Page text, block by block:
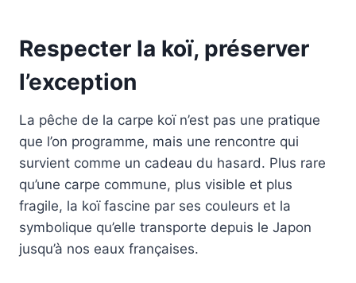
Respecter la koï, préserver
l’exception
La pêche de la carpe koï n’est pas une pratique
que l’on programme, mais une rencontre qui
survient comme un cadeau du hasard. Plus rare
qu’une carpe commune, plus visible et plus
fragile, la koï fascine par ses couleurs et la
symbolique qu’elle transporte depuis le Japon
jusqu’à nos eaux françaises.